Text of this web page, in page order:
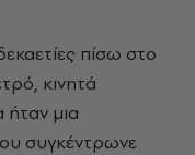
πίσω στο
κινητά
μια
συγκέντρωνε